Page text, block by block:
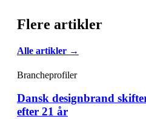
Flere artikler
Alle artikler →
Brancheprofiler
Dansk designbrand
efter 21 år